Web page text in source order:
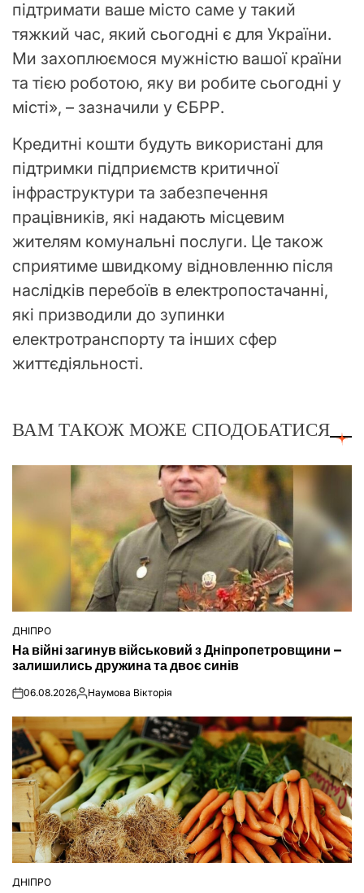
підтримати ваше місто саме у такий
тяжкий час, який сьогодні є для України.
Ми захоплюємося мужністю вашої країни
та тією роботою, яку ви робите сьогодні у
місті», – зазначили у ЄБРР.
Кредитні кошти будуть використані для
підтримки підприємств критичної
інфраструктури та забезпечення
працівників, які надають місцевим
жителям комунальні послуги. Це також
сприятиме швидкому відновленню після
наслідків перебоїв в електропостачанні,
які призводили до зупинки
електротранспорту та інших сфер
життєдіяльності.
ВАМ ТАКОЖ МОЖЕ СПОДОБАТИСЯ
ОПУБЛІКУВАТИ
У
ДНІПРО
На війні загинув військовий з Дніпропетровщини –
залишились дружина та двоє синів
on06.08.2026Опубліковано
Наумова Вікторія
ОПУБЛІКУВАТИ
ДНІПРО